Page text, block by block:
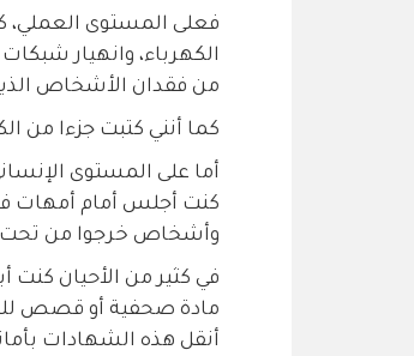
فعلى المستوى
الكهرباء، وانهيار
من فقدان الأشخاص
كما أنني كتبت جزءا من
أما على المستوى
كنت أجلس أمام أمهات
وأشخاص خرجوا من تحت
في كثير من الأحيان كنت
مادة صحفية أو قصص
أنقل هذه الشهادات